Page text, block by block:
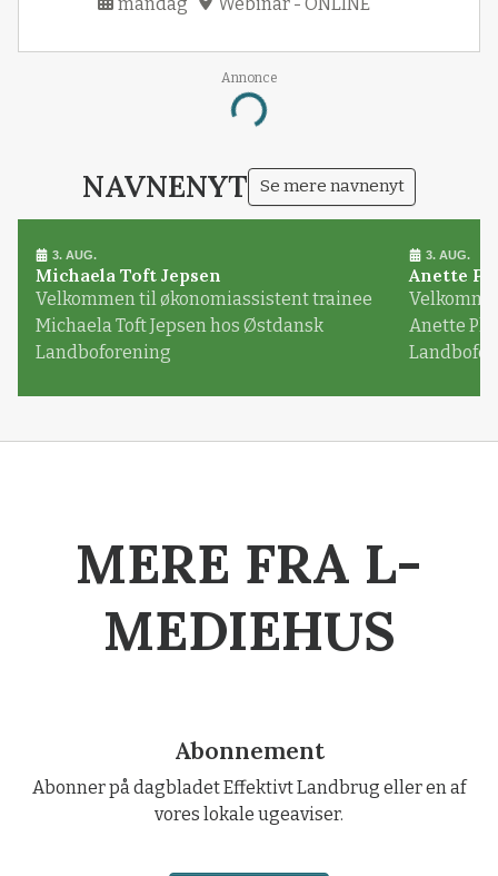
Annonce
Loading...
NAVNENYT Se mere navnenyt
3. AUG.
Michaela Toft Jepsen
Velkommen til økonomiassistent trainee
Michaela Toft Jepsen hos Østdansk
Landboforening
3. AUG.
Anette
Anette
MERE FRA L-
MEDIEHUS
Abonnement
Abonner på dagbladet Effektivt Landbrug eller en af
vores lokale ugeaviser.